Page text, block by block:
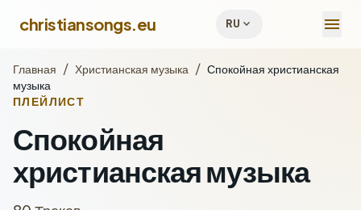
christiansongs.eu RU expand_more menu
Главная / Христианская музыка / Спокойная христианская
музыка
ПЛЕЙЛИСТ
Спокойная
христианская музыка